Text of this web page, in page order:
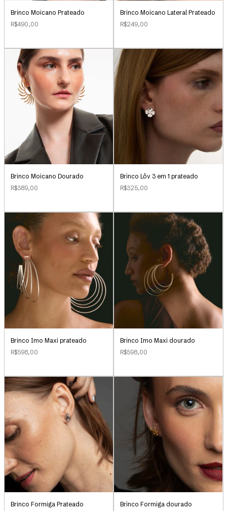
Brinco Moicano Prateado
R$490,00
Brinco Moicano Lateral Prateado
R$249,00
Brinco Moicano Dourado
R$389,00
Brinco Lôv 3 em 1 prateado
R$325,00
Brinco Imo Maxi prateado
R$598,00
Brinco Imo Maxi dourado
R$598,00
Brinco Formiga Prateado
Brinco Formiga dourado